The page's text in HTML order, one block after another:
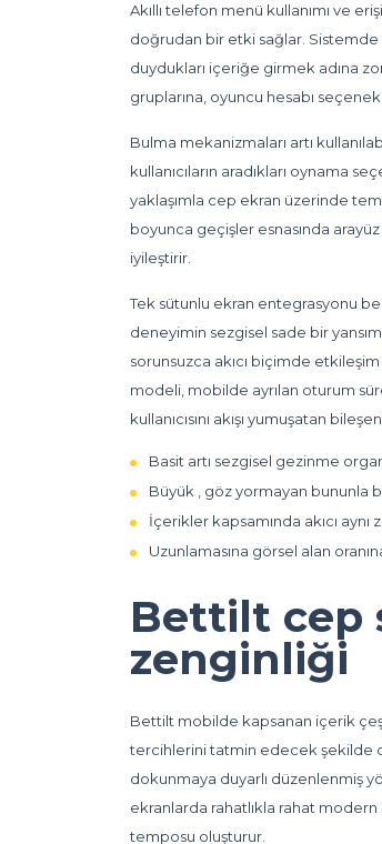
Akıllı telefon menü kullanımı ve
doğrudan bir etki sağlar. Sistemde
duydukları içeriğe girmek adına
gruplarına, oyuncu hesabı
Bulma mekanizmaları artı
kullanıcıların aradıkları oynama
yaklaşımla cep ekran üzerinde
boyunca geçişler esnasında
iyileştirir.
Tek sütunlu ekran entegrasyonu
deneyimin sezgisel sade bir
sorunsuzca akıcı biçimde
modeli, mobilde ayrılan oturum
kullanıcısını akışı yumuşatan
Basit artı sezgisel gezinme
Büyük , göz yormayan bununla
İçerikler kapsamında akıcı
Uzunlamasına görsel alan
Bettilt cep
zenginliği
Bettilt mobilde kapsanan içerik
tercihlerini tatmin edecek şekilde
dokunmaya duyarlı düzenlenmiş
ekranlarda rahatlıkla rahat
temposu oluşturur.